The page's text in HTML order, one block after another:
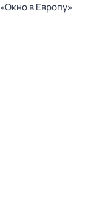
в Европу»